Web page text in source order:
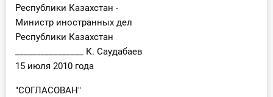
Республики Казахстан -
Министр иностранных дел
Республики Казахстан
________________ К. Саудабаев
15 июля 2010 года
"СОГЛАСОВАН"